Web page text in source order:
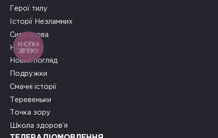
Герої тилу
Історії Незламних
Сила слова
На часі
Новий погляд
Подружки
Смачні історії
Теревеньки
Точка зору
Школа здоров’я
КНОПКА
ЗВ'ЯЗКУ